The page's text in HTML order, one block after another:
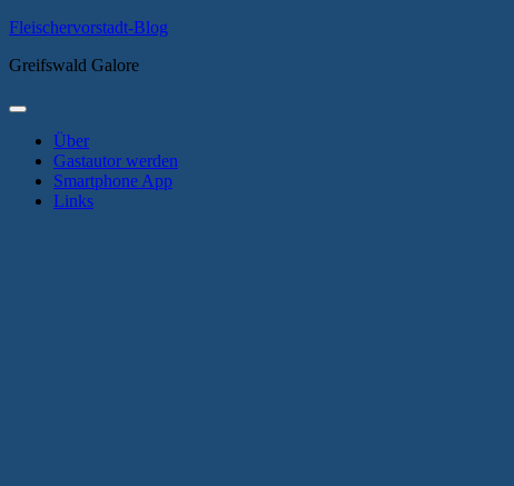
Zum
springen
Fleischervorstadt-Blog
Greifswald Galore
Primäres
Über
Gastautor werden
Smartphone App
Links